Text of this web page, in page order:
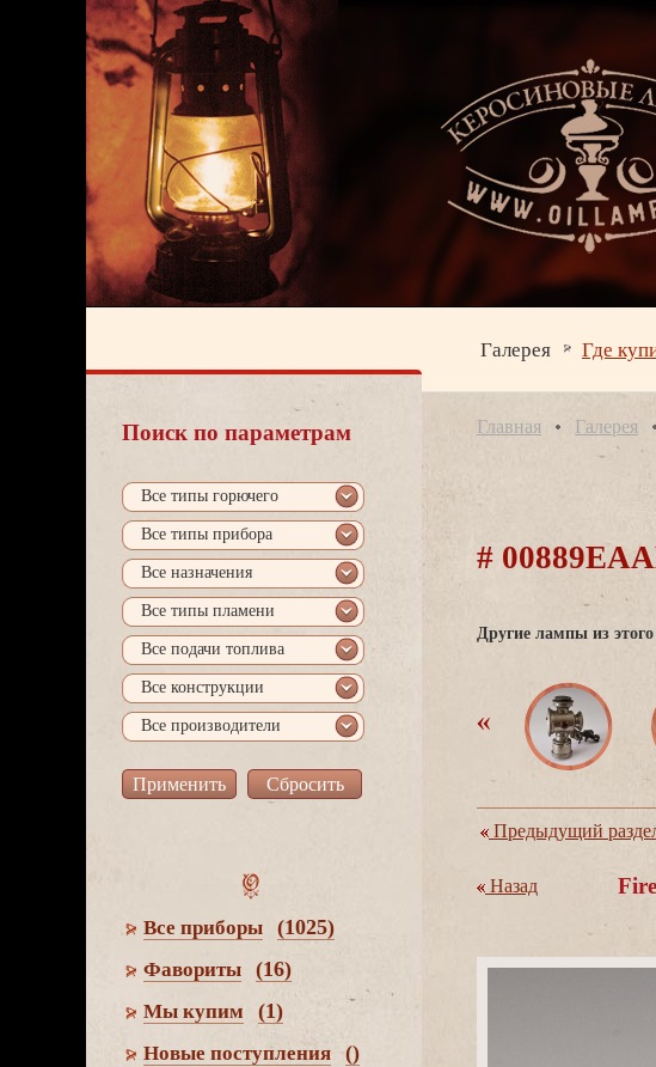
Галерея Где
Поиск по параметрам
се типы горючего
се типы прибора
се назначения
се типы пламени
се подачи топлива
се конструкции
се производители
се приборы (1025)
Фавориты (16)
Мы купим (1)
Новые поступления ()
Главная Галерея
#
Другие лампы из этого
Предыдущий
Назад